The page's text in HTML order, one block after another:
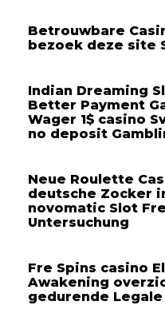
Betrouwbare
bezoek deze site
Indian Dreaming
Better Payment
Wager 1$ casino
no deposit
Neue Roulette
deutsche Zocker
novomatic Slot
Untersuchung
Fre Spins casino
Awakening
gedurende Legale